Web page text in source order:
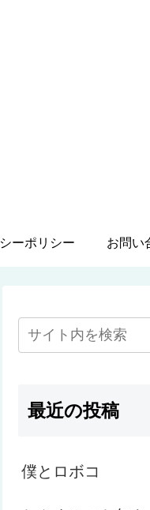
ーポリシー お問い
最近の投稿
僕とロボコ